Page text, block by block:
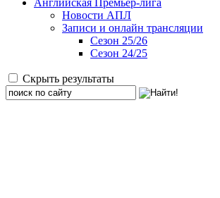
Английская Премьер-лига
Новости АПЛ
Записи и онлайн трансляции
Сезон 25/26
Сезон 24/25
Скрыть результаты